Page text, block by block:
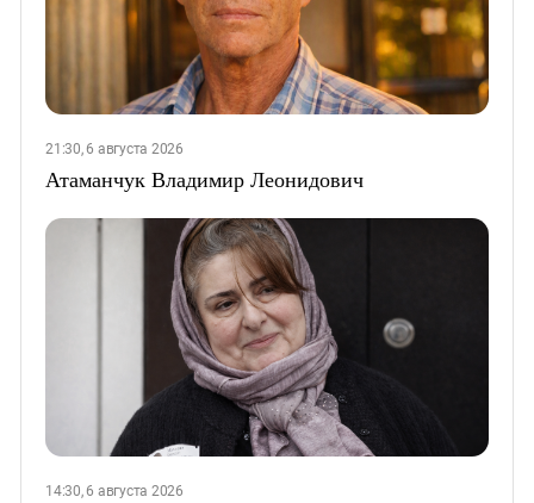
21:30, 6 августа 2026
Атаманчук Владимир Леонидович
14:30, 6 августа 2026